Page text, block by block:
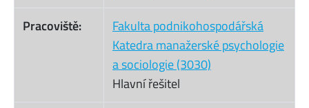
Pracoviště:
Fakulta podnikohospodářská
Katedra manažerské psychologie
a sociologie (3030)
Hlavní řešitel